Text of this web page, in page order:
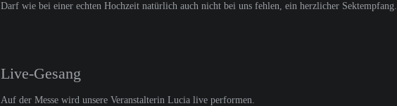
Darf wie bei einer echten Hochzeit natürlich auch nicht bei uns fehlen, ein herzlicher Sektempfang.
Live-Gesang
Auf der Messe wird unsere Veranstalterin Lucia live performen.